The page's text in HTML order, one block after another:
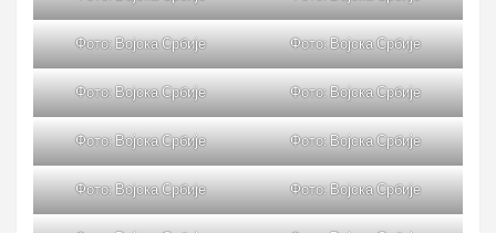
Фото: Војска Србије Фото: Војска Србије
Фото: Војска Србије Фото: Војска Србије
Фото: Војска Србије Фото: Војска Србије
Фото: Војска Србије Фото: Војска Србије